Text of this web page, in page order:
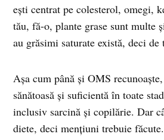
ești centrat pe colesterol, omegi,
tău, fă-o, plante grase sunt multe
au grăsimi saturate există, deci
Așa cum până și OMS
sănătoasă și suficientă în toate
inclusiv sarcină și copilărie. Dar
diete, deci mențiuni trebuie